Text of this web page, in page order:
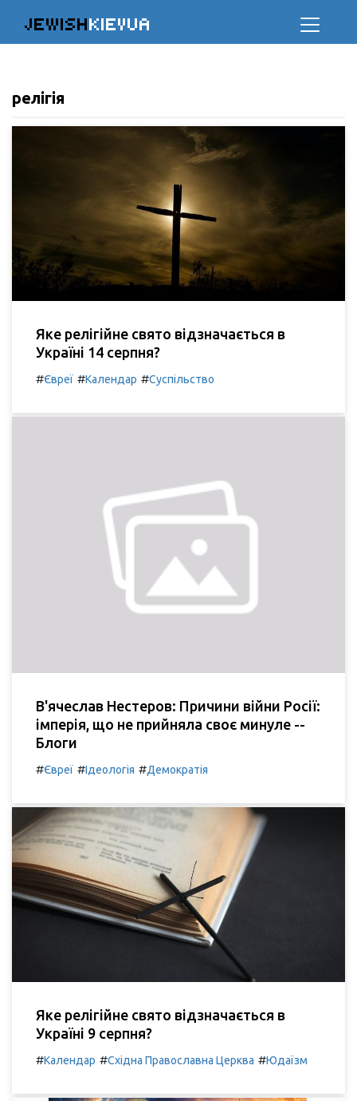
JEWISHKIEVUA
релігія
Яке релігійне свято відзначається в
Україні 14 серпня?
#Євреї #Календар #Суспільство
В'ячеслав Нестеров: Причини війни Росії:
імперія, що не прийняла своє минуле --
Блоги
#Євреї #Ідеологія #Демократія
Яке релігійне свято відзначається в
Україні 9 серпня?
#Календар #Східна Православна Церква #Юдаїзм